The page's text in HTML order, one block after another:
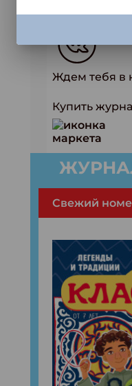
Ждем тебя в
Купить
Свежий